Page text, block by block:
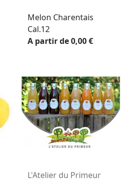
Melon Charentais
Cal.12
A partir de 0,00 €
L'Atelier du Primeur